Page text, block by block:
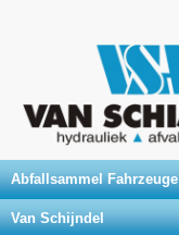
Abfallsammel Fahrzeuge
Van Schijndel